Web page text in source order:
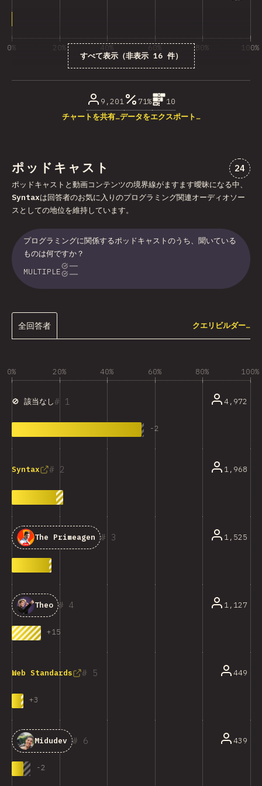
すべて表示（非表示 16 件）
0% 20% 40% 60% 80% 100%
9,201 71%
10
チャートを共有…データをエクスポート…
ポッドキャスト “ポッ
24
ポッドキャストと動画コンテンツの境界線がますます曖昧になる中、
Syntaxは回答者のお気に入りのプログラミング関連オーディオソー
スとしての地位を維持しています。
プログラミングに関係するポッドキャストのうち、聞いている
ものは何ですか？
MULTIPLE
全回答者 クエリビルダー…
0% 20% 40% 60% 80% 100%
1
🚫 該当なし
-2
4,972
2
Syntax 1,968
3
The Primeagen 1,525
4
Theo
+15
1,127
5
Web Standards
+3
449
6
Midudev
-2
439